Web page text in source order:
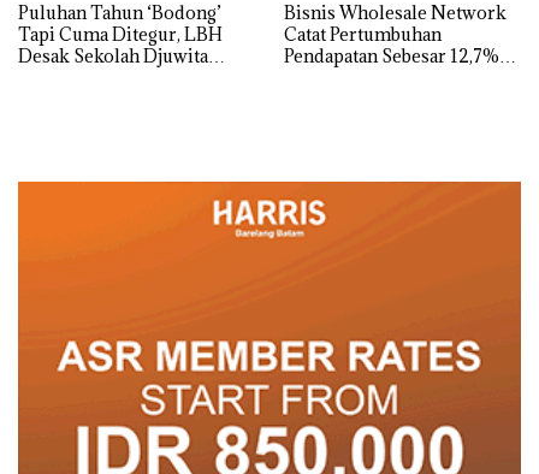
Puluhan Tahun ‘Bodong’
Tapi Cuma Ditegur, LBH
Desak Sekolah Djuwita
Bisnis Wholesale Network
Catat Pertumbuhan
Pendapatan Sebesar 12,7%